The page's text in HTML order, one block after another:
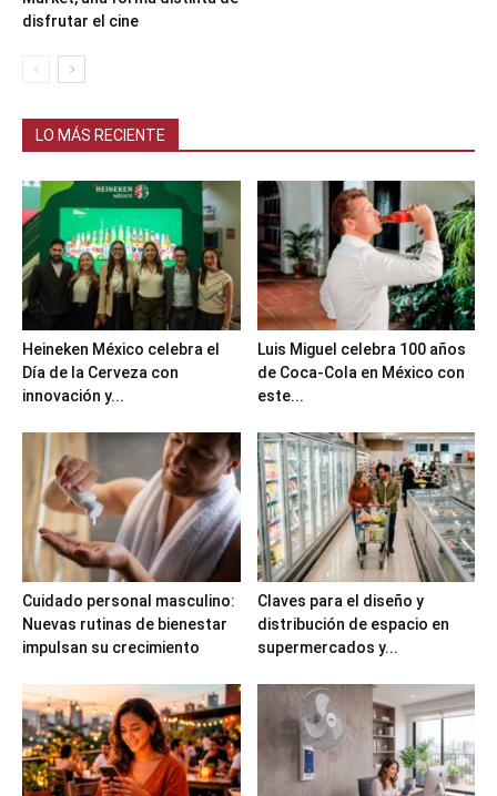
disfrutar el cine
LO MÁS RECIENTE
Heineken México celebra el
Día de la Cerveza con
innovación y...
Luis Miguel celebra 100 años
de Coca-Cola en México con
este...
Cuidado personal masculino:
Nuevas rutinas de bienestar
impulsan su crecimiento
Claves para el diseño y
distribución de espacio en
supermercados y...